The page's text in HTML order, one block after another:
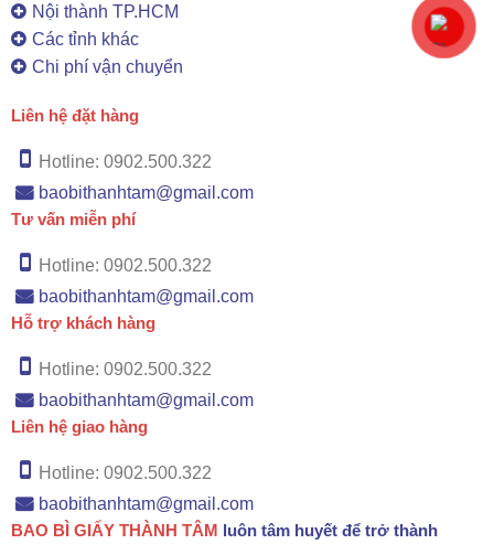
Nội thành TP.HCM
Các tỉnh khác
Chi phí vận chuyển
Liên hệ đặt hàng
Hotline: 0902.500.322
baobithanhtam@gmail.com
Tư vấn miễn phí
Hotline: 0902.500.322
baobithanhtam@gmail.com
Hỗ trợ khách hàng
Hotline: 0902.500.322
baobithanhtam@gmail.com
Liên hệ giao hàng
Hotline: 0902.500.322
baobithanhtam@gmail.com
BAO BÌ GIẤY THÀNH TÂM luôn tâm huyết để trở thành